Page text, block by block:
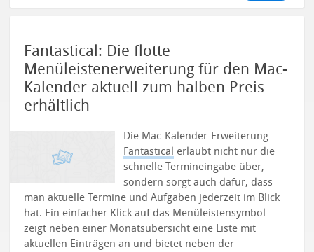
Fantastical: Die flotte
Menüleistenerweiterung für den Mac-
Kalender aktuell zum halben Preis
erhältlich
Die Mac-Kalender-Erweiterung
Fantastical erlaubt nicht nur die
schnelle Termineingabe über,
sondern sorgt auch dafür, dass
man aktuelle Termine und Aufgaben jederzeit im Blick
hat. Ein einfacher Klick auf das Menüleistensymbol
zeigt neben einer Monatsübersicht eine Liste mit
aktuellen Einträgen an und bietet neben der